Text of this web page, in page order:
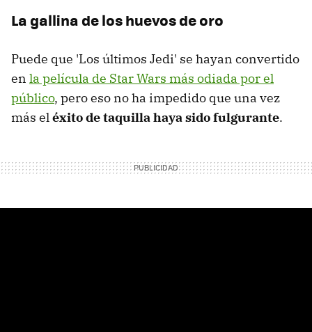
La gallina de los huevos de oro
Puede que 'Los últimos Jedi' se hayan convertido
en la película de Star Wars más odiada por el
público, pero eso no ha impedido que una vez
más eléxito de taquilla haya sido fulgurante.